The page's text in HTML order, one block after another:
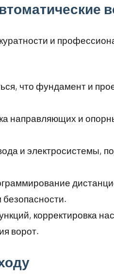
и
что фундамент и
направляющих и
и электросистемы,
безопасности.
корректировка
ворот.